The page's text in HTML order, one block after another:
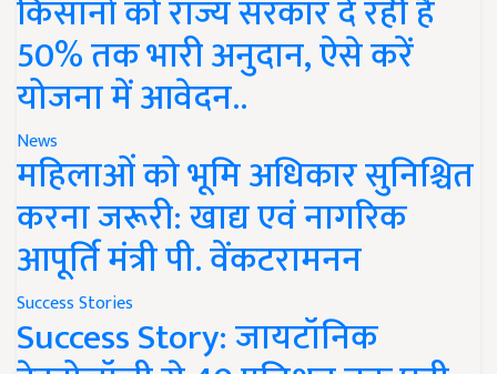
किसानों को राज्य सरकार दे रही है
50% तक भारी अनुदान, ऐसे करें
योजना में आवेदन..
News
महिलाओं को भूमि अधिकार सुनिश्चित
करना जरूरी: खाद्य एवं नागरिक
आपूर्ति मंत्री पी. वेंकटरामनन
Success Stories
Success Story: जायटॉनिक